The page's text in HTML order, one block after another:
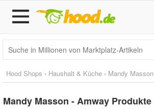
Hood Shops › Haushalt & Küche › Mandy Masson
Mandy Masson - Amway Produkte